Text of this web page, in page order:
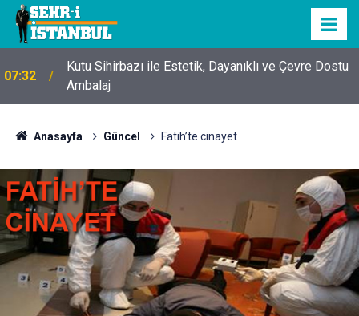
07:32
Kutu Sihirbazı ile Estetik, Dayanıklı ve Çevre Dostu
Ambalaj
Anasayfa Güncel Fatih’te cinayet